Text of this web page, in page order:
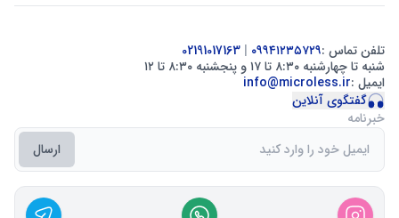
تلفن تماس :۰۹۹۴۱۲۳۵۷۲۹ |
شنبه تا چهارشنبه ۸:۳۰ تا ۱۷ و پنجشنبه ۸:۳۰ تا ۱۲
ایمیل :info@microless.ir
گفتگوی آنلاین
خبرنامه
ارسال